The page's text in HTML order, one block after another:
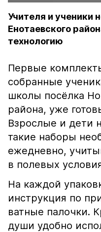
Учителя и ученики
Енотаевского
технологию
Первые
собранные
школы посёлка
района, уже
Взрослые и дети
такие наборы
ежедневно,
в полевых
На каждой
инструкция по
ватные палочки.
души удобно